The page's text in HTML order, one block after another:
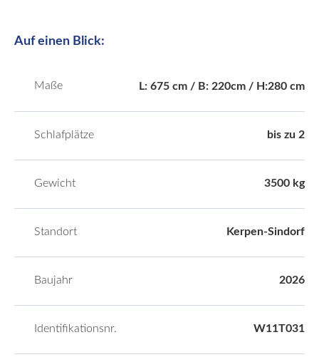
Auf einen Blick:
Maße L: 675 cm / B: 220cm / H:280 cm
Schlafplätze bis zu 2
Gewicht 3500 kg
Standort Kerpen-Sindorf
Baujahr 2026
Identifikationsnr. W11T031